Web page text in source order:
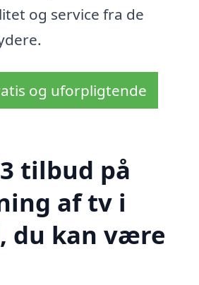
og service fra de
og uforpligtende
tilbud på
af tv i
du kan være